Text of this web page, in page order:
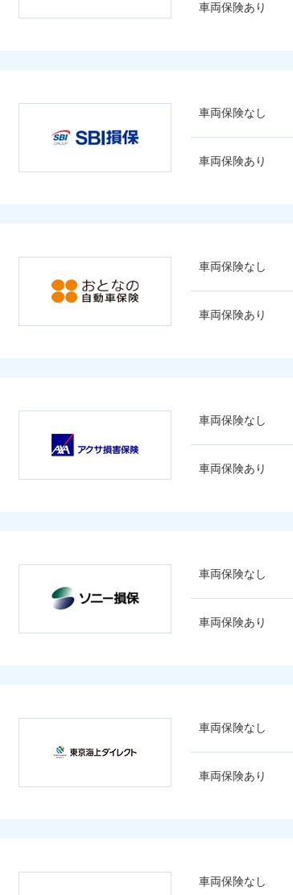
車両保険あり
車両保険なし
車両保険あり
車両保険なし
車両保険あり
車両保険なし
車両保険あり
車両保険なし
車両保険あり
車両保険なし
車両保険あり
車両保険なし